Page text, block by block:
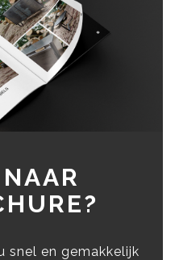
snel en gemakkelijk